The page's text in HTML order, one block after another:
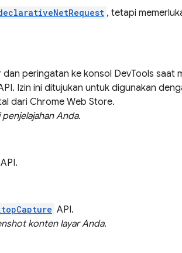
, tetapi
peringatan ke konsol DevTools saat
Izin ini ditujukan untuk digunakan
dari Chrome Web Store.
Anda.
API.
API.
konten layar Anda.